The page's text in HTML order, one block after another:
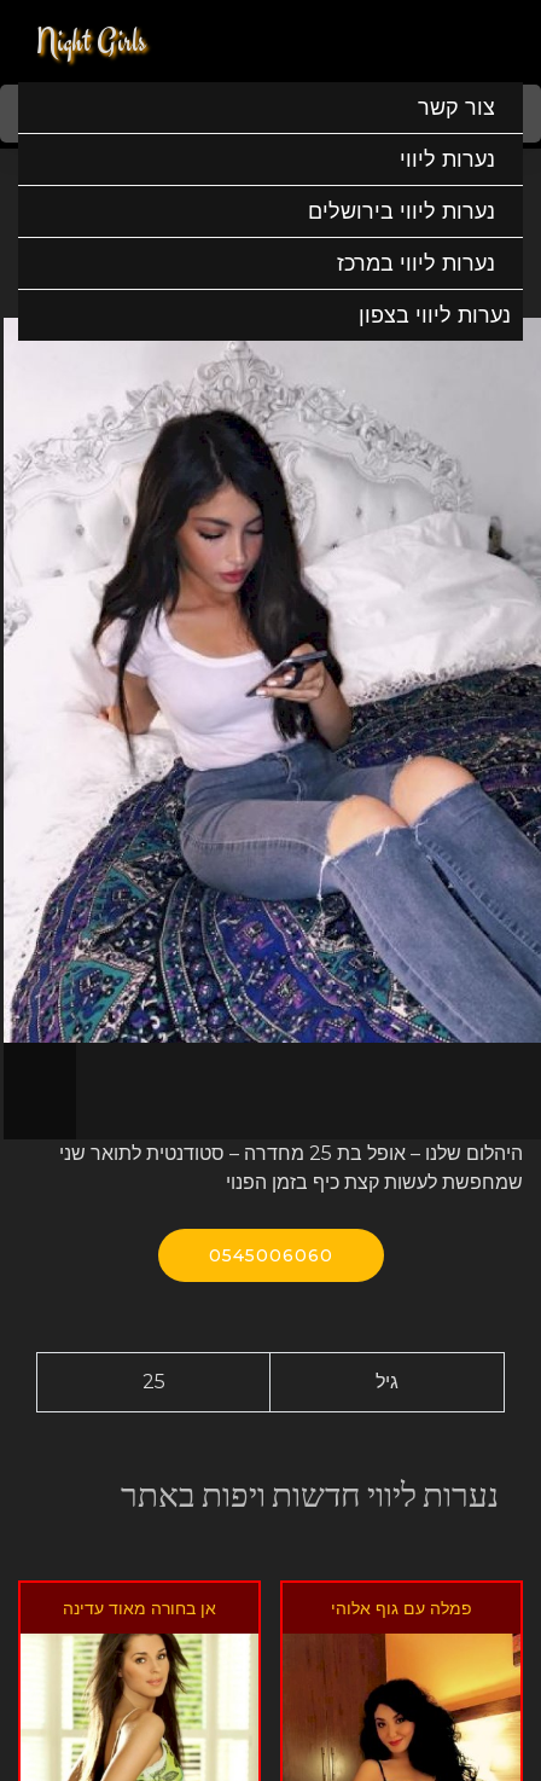
Night Girls
צור קשר
נערות ליווי
נערות ליווי בירושלים
נערות ליווי במרכז
נערות ליווי בצפון
Home
אופל נערה הכי יפה
אופל נערה הכי יפה
היהלום שלנו – אופל בת 25 מחדרה – סטודנטית לתואר שני
שמחפשת לעשות קצת כיף בזמן הפנוי
0545006060
25 גיל
נערות ליווי חדשות ויפות באתר
פמלה עם גוף אלוהי אן בחורה מאוד עדינה